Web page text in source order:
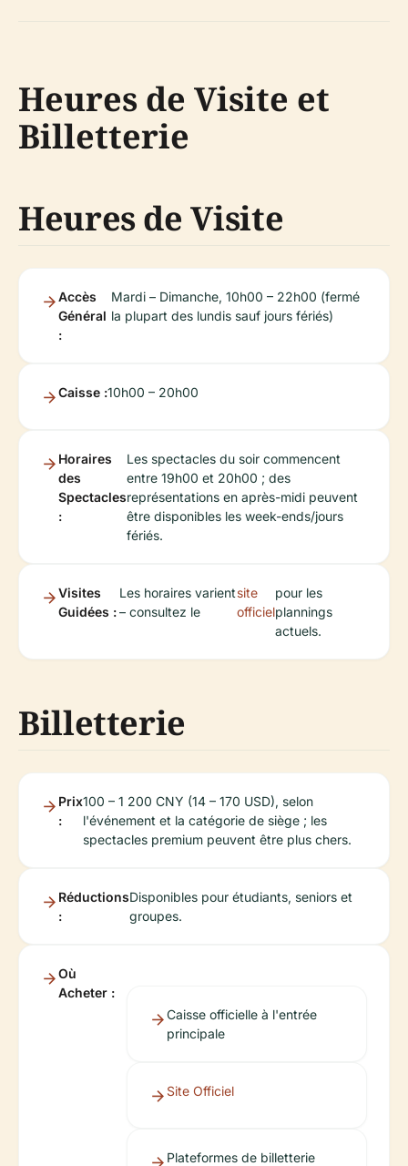
Heures de Visite et
Billetterie
Heures de Visite
Accès
Général
:
Mardi – Dimanche, 10h00 – 22h00 (fermé
la plupart des lundis sauf jours fériés)
Caisse :10h00 – 20h00
Horaires
des
Spectacles
:
Les spectacles du soir commencent
entre 19h00 et 20h00 ; des
représentations en après-midi peuvent
être disponibles les week-ends/jours
fériés.
Visites
Guidées :
Les horaires varient
– consultez le
site
officiel
pour les
plannings
actuels.
Billetterie
Prix
:
100 – 1 200 CNY (14 – 170 USD), selon
l'événement et la catégorie de siège ; les
spectacles premium peuvent être plus chers.
Réductions
:
Disponibles pour étudiants, seniors et
groupes.
Où
Acheter :
Caisse officielle à l'entrée
principale
Site Officiel
Plateformes de billetterie